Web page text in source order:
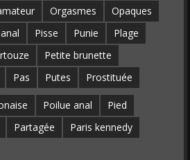
Orgasmes
Opaques
Pisse Punie
Plage
Petite brunette
Pas Putes Prostituée
Poilue anal
Pied
Partagée
Paris kennedy